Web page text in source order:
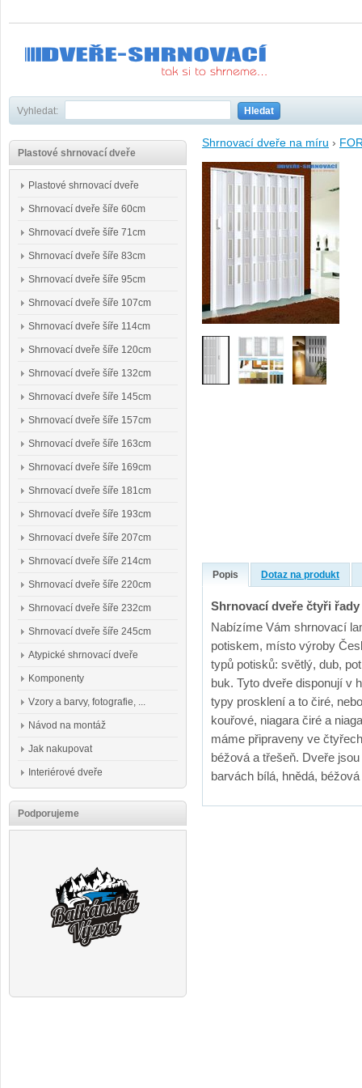
Vyhledat: Hledat
Shrnovací dveře na míru ›
Popis Dotaz na produkt
Shrnovací dveře čtyři
Nabízíme Vám shrnovací
potiskem, místo výroby
typů potisků: světlý, dub,
buk. Tyto dveře disponují v
typy prosklení a to čiré,
kouřové, niagara čiré a
máme připraveny ve
béžová a třešeň. Dveře
barvách bílá, hnědá,
Plastové shrnovací dveře
Plastové shrnovací dveře
Shrnovací dveře šíře 60cm
Shrnovací dveře šíře 71cm
Shrnovací dveře šíře 83cm
Shrnovací dveře šíře 95cm
Shrnovací dveře šíře 107cm
Shrnovací dveře šíře 114cm
Shrnovací dveře šíře 120cm
Shrnovací dveře šíře 132cm
Shrnovací dveře šíře 145cm
Shrnovací dveře šíře 157cm
Shrnovací dveře šíře 163cm
Shrnovací dveře šíře 169cm
Shrnovací dveře šíře 181cm
Shrnovací dveře šíře 193cm
Shrnovací dveře šíře 207cm
Shrnovací dveře šíře 214cm
Shrnovací dveře šíře 220cm
Shrnovací dveře šíře 232cm
Shrnovací dveře šíře 245cm
Atypické shrnovací dveře
Komponenty
Vzory a barvy, fotografie, ...
Návod na montáž
Jak nakupovat
Interiérové dveře
Podporujeme